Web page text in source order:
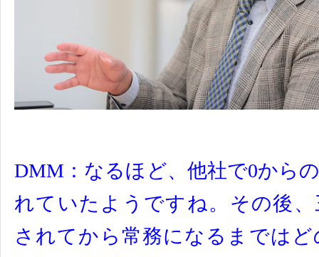
DMM：なるほど、他社で0から
れていたようですね。 その後
されてから常務になるまでは